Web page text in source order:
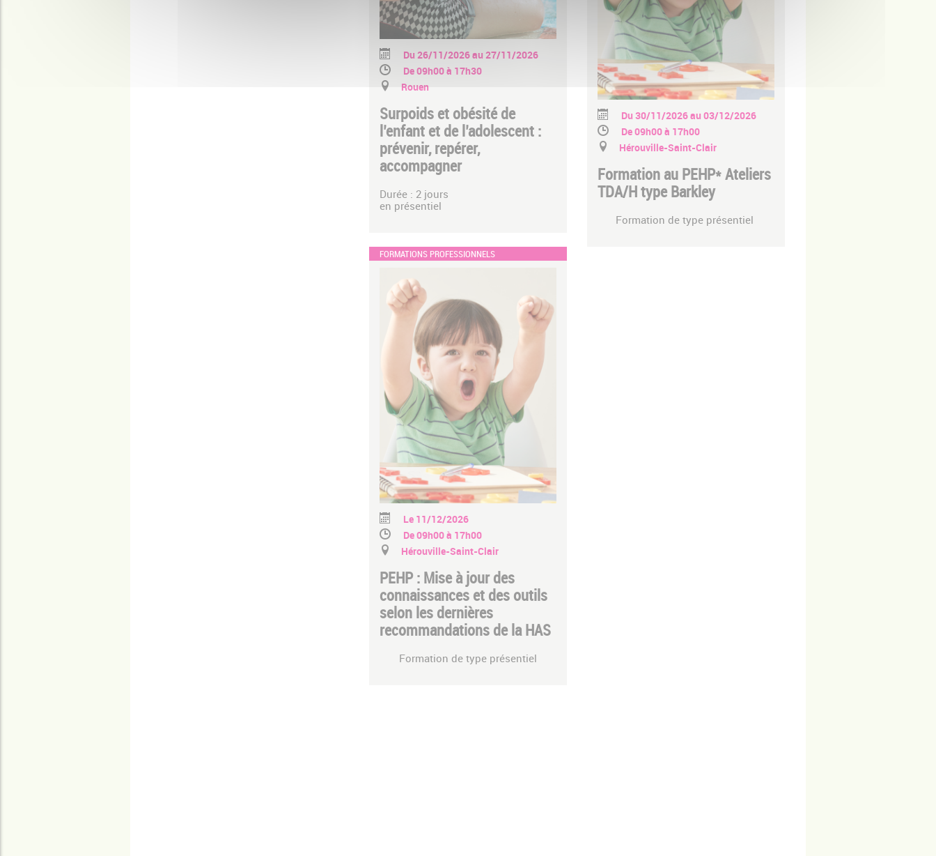
Du 26/11/2026 au 27/11/2026
De 09h00 à 17h30
Rouen
Surpoids et obésité de
l’enfant et de l’adolescent :
prévenir, repérer,
accompagner
Durée : 2 jours
en présentiel
Du 30/11/2026 au 03/12/2026
De 09h00 à 17h00
Hérouville-Saint-Clair
Formation au PEHP* Ateliers
TDA/H type Barkley
Formation de type présentiel
FORMATIONS PROFESSIONNELS
Le 11/12/2026
De 09h00 à 17h00
Hérouville-Saint-Clair
PEHP : Mise à jour des
connaissances et des outils
selon les dernières
recommandations de la HAS
Formation de type présentiel